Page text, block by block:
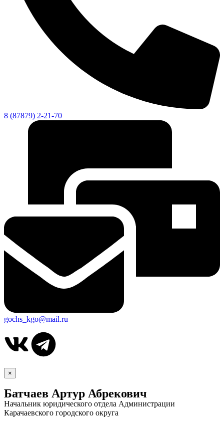
8 (87879) 2-21-70
gochs_kgo@mail.ru
×
Батчаев Артур Абрекович
Начальник юридического отдела Администрации
Карачаевского городского округа